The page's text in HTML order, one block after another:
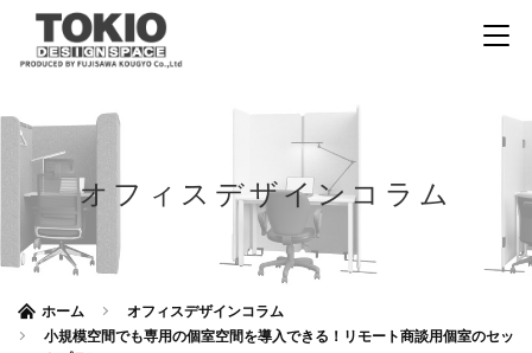
オフィスデザインコラム
ホーム
オフィスデザインコラム
小規模空間でも専用の個室空間を導入できる！リモート商談用個室のセッ